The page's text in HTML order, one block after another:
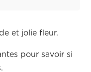
et jolie fleur.
pour savoir si